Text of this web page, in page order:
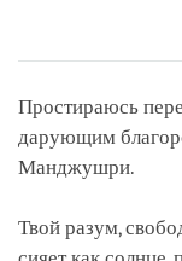
Простираюсь
дарующим
Манджушри.
Твой разум,